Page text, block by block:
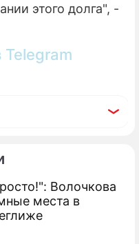
Волочкова
места в
этого долга", -
долги